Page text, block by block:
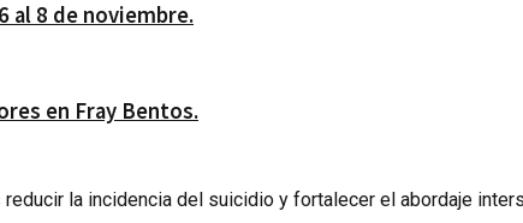
al 8 de noviembre.
en Fray Bentos.
la incidencia del suicidio y fortalecer el abordaje